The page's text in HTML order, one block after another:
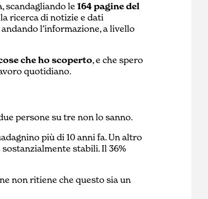
scandagliando le 164 pagine del
ricerca di notizie e dati
l’informazione, a livello
che ho scoperto, e che spero
quotidiano.
persone su tre non lo sanno.
più di 10 anni fa. Un altro
stabili. Il 36%
non ritiene che questo sia un